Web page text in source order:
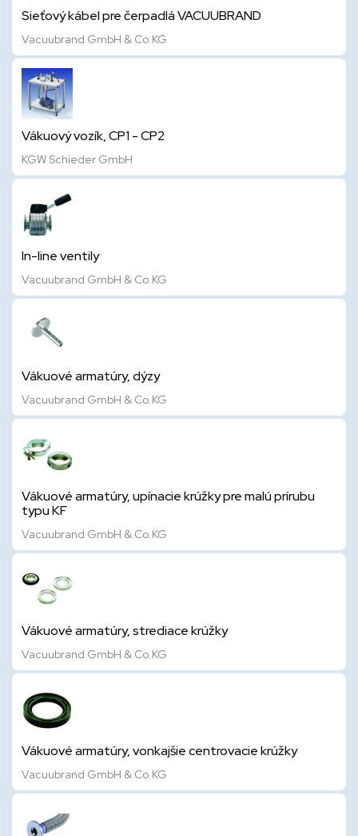
Sieťový kábel pre čerpadlá VACUUBRAND
Vacuubrand GmbH & Co.KG
Vákuový vozík, CP1 - CP2
KGW Schieder GmbH
In-line ventily
Vacuubrand GmbH & Co.KG
Vákuové armatúry, dýzy
Vacuubrand GmbH & Co.KG
Vákuové armatúry, upínacie krúžky pre malú prírubu
typu KF
Vacuubrand GmbH & Co.KG
Vákuové armatúry, strediace krúžky
Vacuubrand GmbH & Co.KG
Vákuové armatúry, vonkajšie centrovacie krúžky
Vacuubrand GmbH & Co.KG